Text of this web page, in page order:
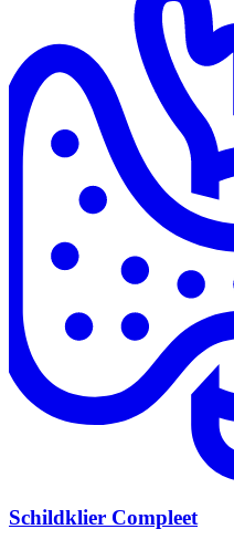
Schildklier Compleet